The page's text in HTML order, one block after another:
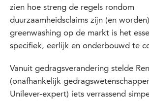
zien hoe streng de regels rondom
duurzaamheidsclaims zijn (en
greenwashing op de markt is het
specifiek, eerlijk en onderbouwd te
Vanuit gedragsverandering stelde
(onafhankelijk
Unilever-expert) iets verrassend